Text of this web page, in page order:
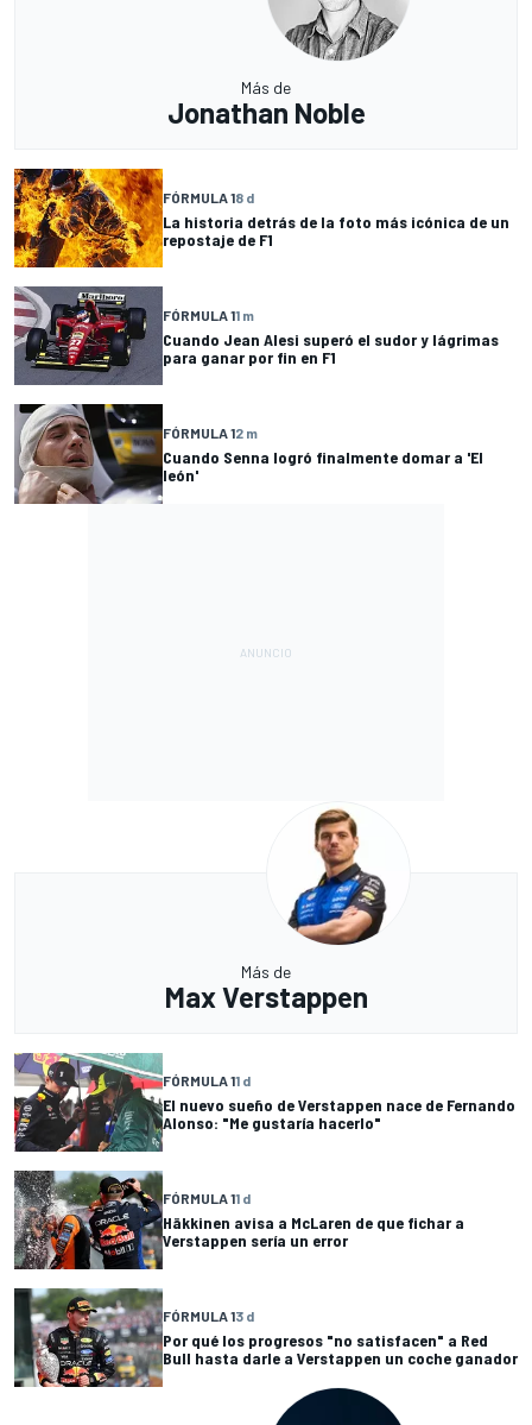
Más de
Jonathan Noble
FÓRMULA 18 d
La historia detrás de la foto más icónica de un
repostaje de F1
FÓRMULA 11 m
Cuando Jean Alesi superó el sudor y lágrimas
para ganar por fin en F1
FÓRMULA 12 m
Cuando Senna logró finalmente domar a 'El
león'
Más de
Max Verstappen
FÓRMULA 11 d
El nuevo sueño de Verstappen nace de Fernando
Alonso: "Me gustaría hacerlo"
FÓRMULA 11 d
Häkkinen avisa a McLaren de que fichar a
Verstappen sería un error
FÓRMULA 13 d
Por qué los progresos "no satisfacen" a Red
Bull hasta darle a Verstappen un coche ganador